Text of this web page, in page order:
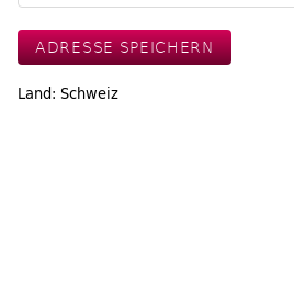
Land: Schweiz